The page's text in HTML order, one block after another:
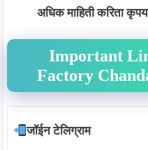
अधिक माहिती करिता
Important
Factory
जॉईन टेलिग्राम